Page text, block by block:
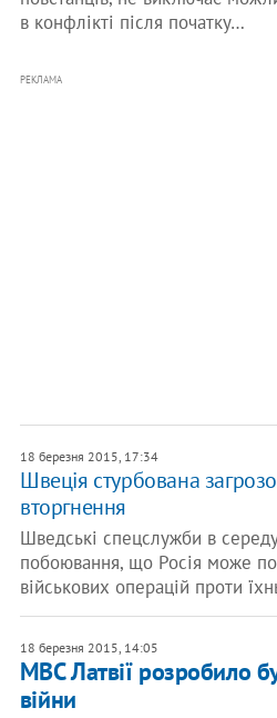
в конфлікті після початку…
РЕКЛАМА
18 березня 2015, 17:34
Швеція стурбована
вторгнення
Шведські спецслужби в
побоювання, що Росія може
військових операцій проти
18 березня 2015, 14:05
МВС Латвії розробило
війни